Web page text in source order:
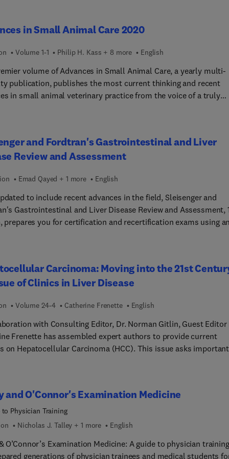
soignant(e)s, quel que soit leur lieu d’exercice et leur
Renal Repercussions of Medications, Care of the Renal
in Small Animal Care 2020
Volume 1-1 Philip H. Kass + 8 more English
volume of Advances in Small Animal Care, a yearly multi-
publication, publishes the most current thinking and recent
in small animal veterinary practice from the voice of a truly
and nutrition. This volume will appeal to all practicing
and will inform and enhance clinical practice.
and Fordtran's Gastrointestinal and Liver
Review and Assessment
Emad Qayed + 1 more English
to include recent advances in the field, Sleisenger and
Gastrointestinal and Liver Disease Review and Assessment,
prepares you for certification and recertification exams using an
to see on the exam. Use this review tool as a stand-alone
or combine it with the Sleisenger and Fordtran's
Disease text for further information and study.
Carcinoma: Moving into the 21st
of Clinics in Liver Disease
Volume 24-4 Catherine Frenette English
with Consulting Editor, Dr. Norman Gitlin, Guest Editor
Frenette has assembled expert authors to provide current
on Hepatocellular Carcinoma (HCC). This issue asks important
Prevention Strategies for HCC; Biomarkers or Biopsy for
of HCC; Screening and Surveillance Strategies to Improve the
of Success; Imaging Diagnosis of HCC; Surgical Resection: Old
Changes Affect the HCC Patient Within Transplant
and O'Connor's Examination Medicine
to Physician Training
Nicholas J. Talley + 1 more English
O’Connor’s Examination Medicine: A guide to physician
generations of physician trainees and medical students